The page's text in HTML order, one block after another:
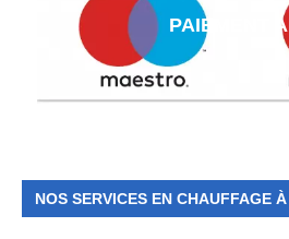
PAIEMENT
NOS SERVICES EN CHAUFFAGE